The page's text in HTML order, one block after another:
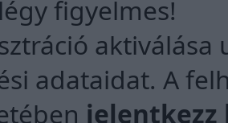
figyelmes!
adataidat. A
jelentkezz